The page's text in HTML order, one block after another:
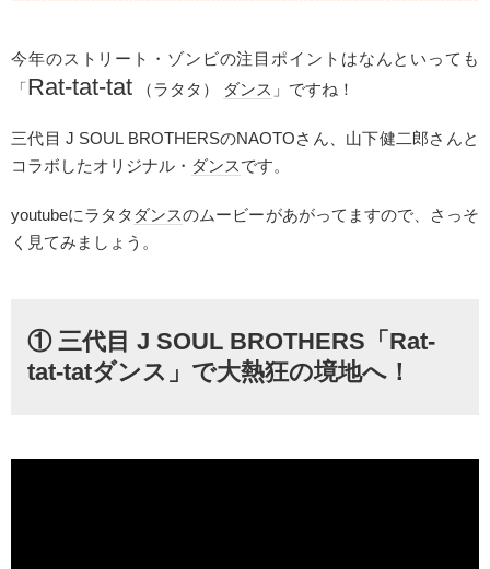
今年のストリート・ゾンビの注目ポイントはなんといっても
「Rat-tat-tat （ラタタ） ダンス 」ですね！
三代目 J SOUL BROTHERSのNAOTOさん、山下健二郎さんと
コラボしたオリジナル・ ダンスです。
youtubeにラタタ ダンスのムービーがあがってますので、さっそ
く見てみましょう。
① 三代目 J SOUL BROTHERS「Rat-
tat-tatダンス」で大熱狂の境地へ！